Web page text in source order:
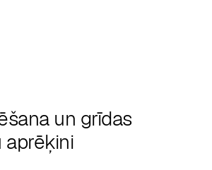
un grīdas
aprēķini